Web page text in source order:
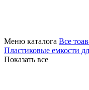
Меню каталога Все
Пластиковые емкости
Показать все